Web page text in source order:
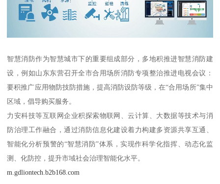
智慧消防作为智慧城市下的重要组成部分，多地积推进智慧消防建
设，例如山东东营召开全市合用场所消防专项整治推进电视会议：
要积推广应用物防技防措施，提高消防设防等级，在“合用场所”集中
区域，倡导购买服务。
力安科技等互联网企业积探索物联网、云计算、大数据等技术与消
防治理工作融合，通过消防信息化建设着力构建多资源共享互通、
智能化分析预警的“智慧消防”体系，实现作科学化指挥、动态化监
测、化防控，提升市域社会治理智能化水平。
m.gdliontech.b2b168.com